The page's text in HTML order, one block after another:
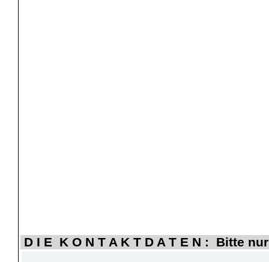
D I E K O N T A K T D A T E N : Bitte